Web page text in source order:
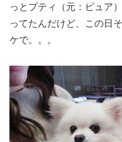
っとプティ（元：ピュア
ってたんだけど、この日
ケで。。。